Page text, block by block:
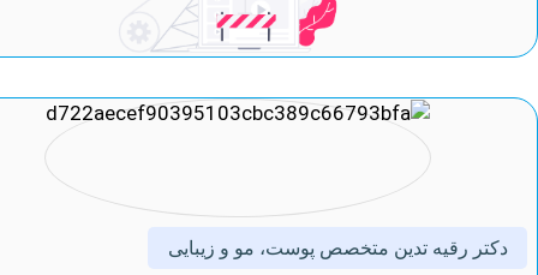
رقیه تدین متخصص پوست، مو و زیبایی